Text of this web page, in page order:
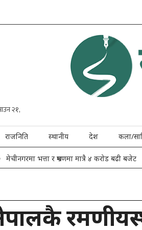
राजनिति स्थानीय देश कला/
मेचीनगरमा भत्ता र भ्रमणमा मात्रै ४ करोड बढी बजेट
नेपालकै